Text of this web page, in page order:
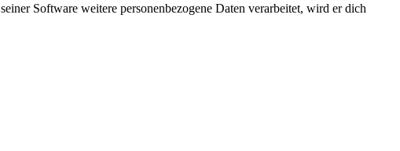
Software weitere personenbezogene Daten verarbeitet, wird er dich